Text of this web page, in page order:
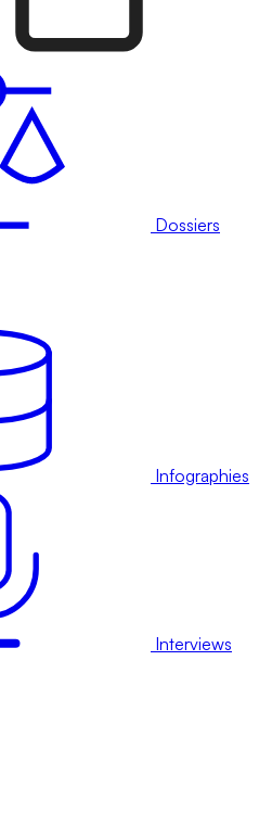
Dossiers
Infographies
Interviews